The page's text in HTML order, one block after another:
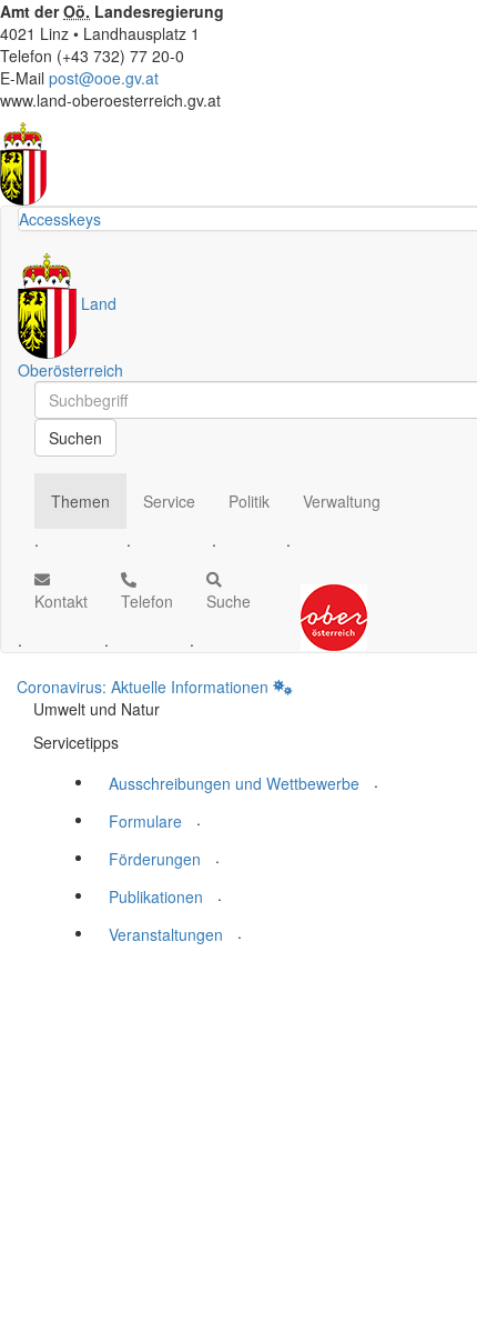
Amt derOö. Landesregierung
4021 Linz • Landhausplatz 1
Telefon (+43 732) 77 20-0
E-Mail post@ooe.gv.at
www.land-oberoesterreich.gv.at
Accesskeys
Land
Oberösterreich
Schnellsuche
Schnellsuche
Suchen
Themen
.
Service
.
Politik
.
Verwaltung
.
Kontakt
.
Telefon
.
Suche
.
Coronavirus: Aktuelle Informationen
Umwelt und Natur
Servicetipps
Ausschreibungen und Wettbewerbe
.
Formulare
.
Förderungen
.
Publikationen
.
Veranstaltungen
.